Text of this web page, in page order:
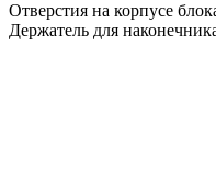
Отверстия на корпусе
Держатель для